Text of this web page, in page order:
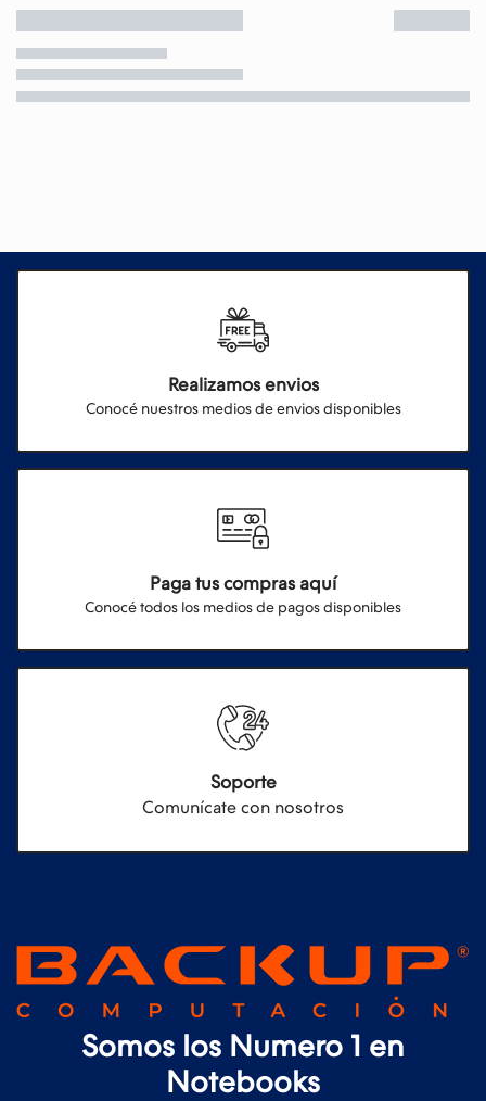
Realizamos envios
Conocé nuestros medios de envios disponibles
Paga tus compras aquí
Conocé todos los medios de pagos disponibles
Soporte
Comunícate con nosotros
Somos los Numero 1 en
Notebooks